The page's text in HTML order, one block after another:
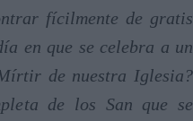
fícilmente de gratis
en que se celebra a un
de nuestra Iglesia?
de los San que se